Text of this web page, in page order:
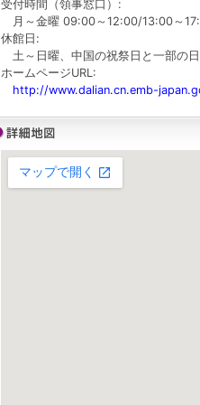
受付時間（領事窓口）:
月～金曜 09:00～12:00/13:00～
休館日:
土～日曜、中国の祝祭日と一部の
ホームページURL:
http://www.dalian.cn.emb-